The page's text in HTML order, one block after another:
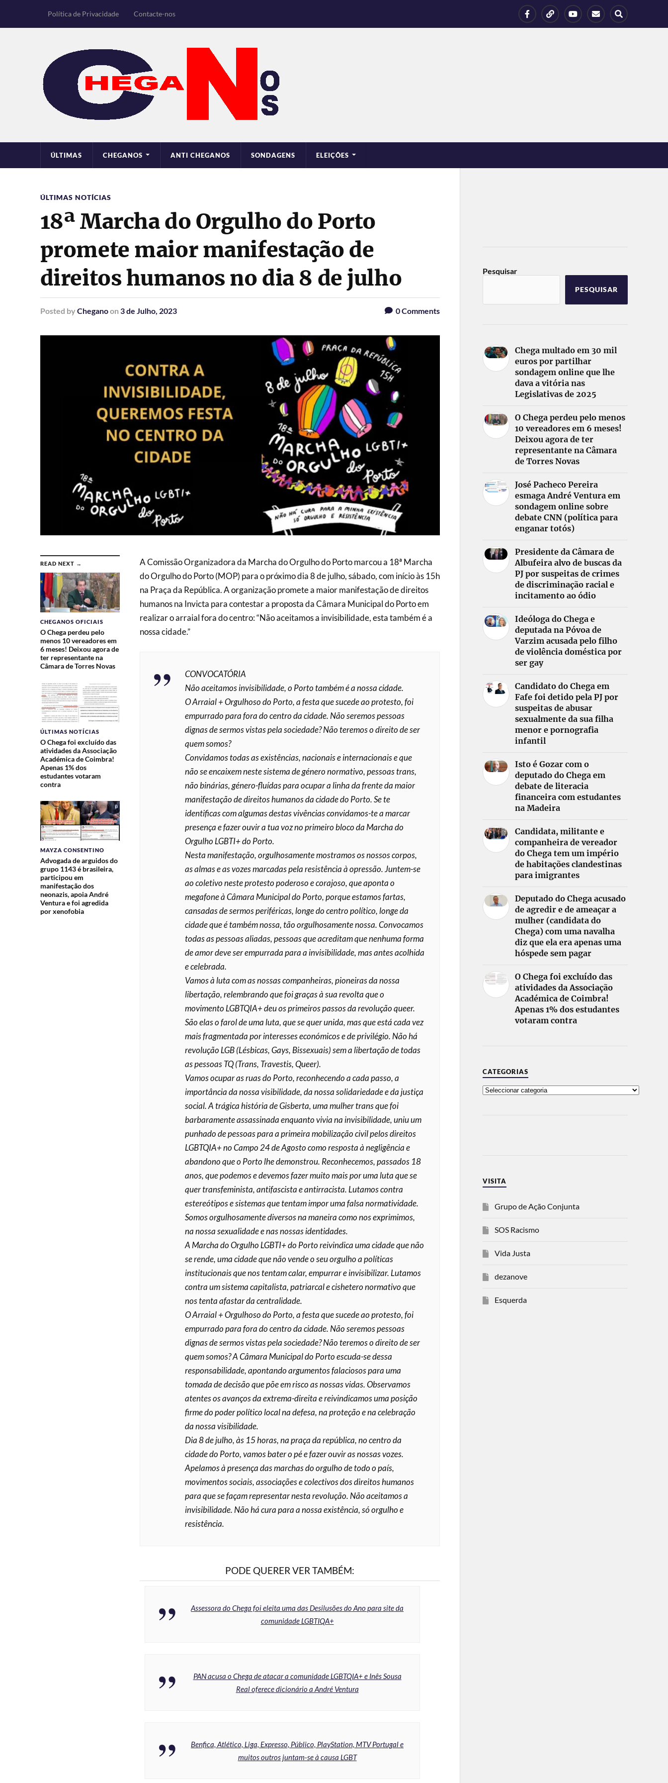
Política de Privacidade Contacte-nos
ÚLTIMAS CHEGANOS ANTI CHEGANOS SONDAGENS ELEIÇÕES
ÚLTIMAS NOTÍCIAS
18ª Marcha do Orgulho do Porto
promete maior manifestação de
direitos humanos no dia 8 de julho
Posted by Cheganoon 3 de Julho, 2023 0Comments
READ NEXT →
CHEGANOS OFICIAIS
O Chega perdeu pelo
menos 10 vereadores em
6 meses! Deixou agora de
ter representante na
Câmara de Torres Novas
ÚLTIMAS NOTÍCIAS
O Chega foi excluído das
atividades da Associação
Académica de Coimbra!
Apenas 1% dos
estudantes votaram
contra
MAYZA CONSENTINO
Advogada de arguidos do
grupo 1143 é brasileira,
participou em
manifestação dos
neonazis, apoia André
Ventura e foi agredida
por xenofobia
A Comissão Organizadora da Marcha do Orgulho do Porto marcou a 18ª Marcha
do Orgulho do Porto (MOP) para o próximo dia 8 de julho, sábado, com início às 15h
na Praça da República. A organização promete a maior manifestação de direitos
humanos na Invicta para contestar a proposta da Câmara Municipal do Porto em
realizar o arraial fora do centro: “Não aceitamos a invisibilidade, esta também é a
nossa cidade.”
CONVOCATÓRIA
Não aceitamos invisibilidade, o Porto também é a nossa cidade.
O Arraial + Orgulhoso do Porto, a festa que sucede ao protesto, foi
empurrado para fora do centro da cidade. Não seremos pessoas
dignas de sermos vistas pela sociedade? Não teremos o direito de ser
quem somos?
Convidamos todas as existências, nacionais e internacionais e que
não se encaixem neste sistema de género normativo, pessoas trans,
não binárias, género-fluídas para ocupar a linha da frente da maior
manifestação de direitos humanos da cidade do Porto. Se te
identificas com algumas destas vivências convidamos-te a marcar
presença e fazer ouvir a tua voz no primeiro bloco da Marcha do
Orgulho LGBTI+ do Porto.
Nesta manifestação, orgulhosamente mostramos os nossos corpos,
as almas e as vozes marcadas pela resistência à opressão. Juntem-se
ao coletivo neste protesto poderoso e corajoso, que aponta o
megafone à Câmara Municipal do Porto, porque estamos fartas,
cansadas de sermos periféricas, longe do centro político, longe da
cidade que é também nossa, tão orgulhosamente nossa. Convocamos
todas as pessoas aliadas, pessoas que acreditam que nenhuma forma
de amor deve ser empurrada para a invisibilidade, mas antes acolhida
e celebrada.
Vamos à luta com as nossas companheiras, pioneiras da nossa
libertação, relembrando que foi graças à sua revolta que o
movimento LGBTQIA+ deu os primeiros passos da revolução queer.
São elas o farol de uma luta, que se quer unida, mas que está cada vez
mais fragmentada por interesses económicos e de privilégio. Não há
revolução LGB (Lésbicas, Gays, Bissexuais) sem a libertação de todas
as pessoas TQ (Trans, Travestis, Queer).
Vamos ocupar as ruas do Porto, reconhecendo a cada passo, a
importância da nossa visibilidade, da nossa solidariedade e da justiça
social. A trágica história de Gisberta, uma mulher trans que foi
barbaramente assassinada enquanto vivia na invisibilidade, uniu um
punhado de pessoas para a primeira mobilização civil pelos direitos
LGBTQIA+ no Campo 24 de Agosto como resposta à negligência e
abandono que o Porto lhe demonstrou. Reconhecemos, passados 18
anos, que podemos e devemos fazer muito mais por uma luta que se
quer transfeminista, antifascista e antirracista. Lutamos contra
estereótipos e sistemas que tentam impor uma falsa normatividade.
Somos orgulhosamente diversos na maneira como nos exprimimos,
na nossa sexualidade e nas nossas identidades.
A Marcha do Orgulho LGBTI+ do Porto reivindica uma cidade que não
se rende, uma cidade que não vende o seu orgulho a políticas
institucionais que nos tentam calar, empurrar e invisibilizar. Lutamos
contra um sistema capitalista, patriarcal e cishetero normativo que
nos tenta afastar da centralidade.
O Arraial + Orgulhoso do Porto, a festa que sucede ao protesto, foi
empurrado para fora do centro da cidade. Não seremos pessoas
dignas de sermos vistas pela sociedade? Não teremos o direito de ser
quem somos? A Câmara Municipal do Porto escuda-se dessa
responsabilidade, apontando argumentos falaciosos para uma
tomada de decisão que põe em risco as nossas vidas. Observamos
atentes os avanços da extrema-direita e reivindicamos uma posição
firme do poder político local na defesa, na proteção e na celebração
da nossa visibilidade.
Dia 8 de julho, às 15 horas, na praça da república, no centro da
cidade do Porto, vamos bater o pé e fazer ouvir as nossas vozes.
Apelamos à presença das marchas do orgulho de todo o país,
movimentos sociais, associações e colectivos dos direitos humanos
para que se façam representar nesta revolução. Não aceitamos a
invisibilidade. Não há cura para a nossa existência, só orgulho e
resistência.
PODE QUERER VER TAMBÉM:
Assessora do Chega foi eleita uma das Desilusões do Ano para site da
comunidade LGBTIQA+
PAN acusa o Chega de atacar a comunidade LGBTQIA+ e Inês Sousa
Real oferece dicionário a André Ventura
Benfica, Atlético, Liga, Expresso, Público, PlayStation, MTV Portugal e
muitos outros juntam-se à causa LGBT
Pesquisar
PESQUISAR
Chega multado em 30 mil
euros por partilhar
sondagem online que lhe
dava a vitória nas
Legislativas de 2025
O Chega perdeu pelo menos
10 vereadores em 6 meses!
Deixou agora de ter
representante na Câmara
de Torres Novas
José Pacheco Pereira
esmaga André Ventura em
sondagem online sobre
debate CNN (política para
enganar totós)
Presidente da Câmara de
Albufeira alvo de buscas da
PJ por suspeitas de crimes
de discriminação racial e
incitamento ao ódio
Ideóloga do Chega e
deputada na Póvoa de
Varzim acusada pelo filho
de violência doméstica por
ser gay
Candidato do Chega em
Fafe foi detido pela PJ por
suspeitas de abusar
sexualmente da sua filha
menor e pornografia
infantil
Isto é Gozar com o
deputado do Chega em
debate de literacia
financeira com estudantes
na Madeira
Candidata, militante e
companheira de vereador
do Chega tem um império
de habitações clandestinas
para imigrantes
Deputado do Chega acusado
de agredir e de ameaçar a
mulher (candidata do
Chega) com uma navalha
diz que ela era apenas uma
hóspede sem pagar
O Chega foi excluído das
atividades da Associação
Académica de Coimbra!
Apenas 1% dos estudantes
votaram contra
CATEGORIAS
VISITA
Grupo de Ação Conjunta
SOS Racismo
Vida Justa
dezanove
Esquerda